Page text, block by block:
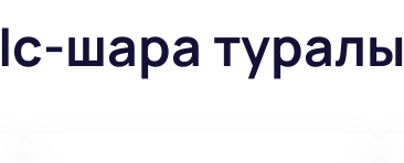
Іс-шара туралы